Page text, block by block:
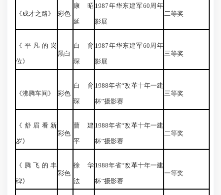
《成才之路》 彩色
康昭
延
1987年华东建军60周年
影展
二等奖
《平凡的岗
位》
黑白
白育
琛
1987年华东建军60周年
影展
三等奖
《沸腾车间》 彩色
白育
琛
1988年省“改革十年一建
杯”摄影赛
三等奖
《舒眉看新
岁》
彩色
曹建
平
1988年省“改革十年一建
杯”摄影赛
二等奖
《腾飞的丰
碑》
彩色
徐华
法
1988年省“改革十年一建
杯”摄影赛
一等奖